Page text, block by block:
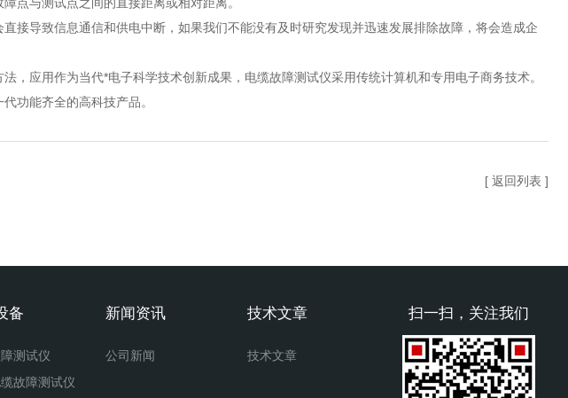
导致信息通信和供电中断，如果我们不能没有及时研究发现并迅速发展排除故障，将会造成企
应用作为当代*电子科学技术创新成果，电缆故障测试仪采用传统计算机和专用电子商务技术。
功能齐全的高科技产品。
[ 返回列表 ]
扫一扫，关注我们
备
测试仪
故障测试仪
新闻资讯
公司新闻
技术文章
技术文章